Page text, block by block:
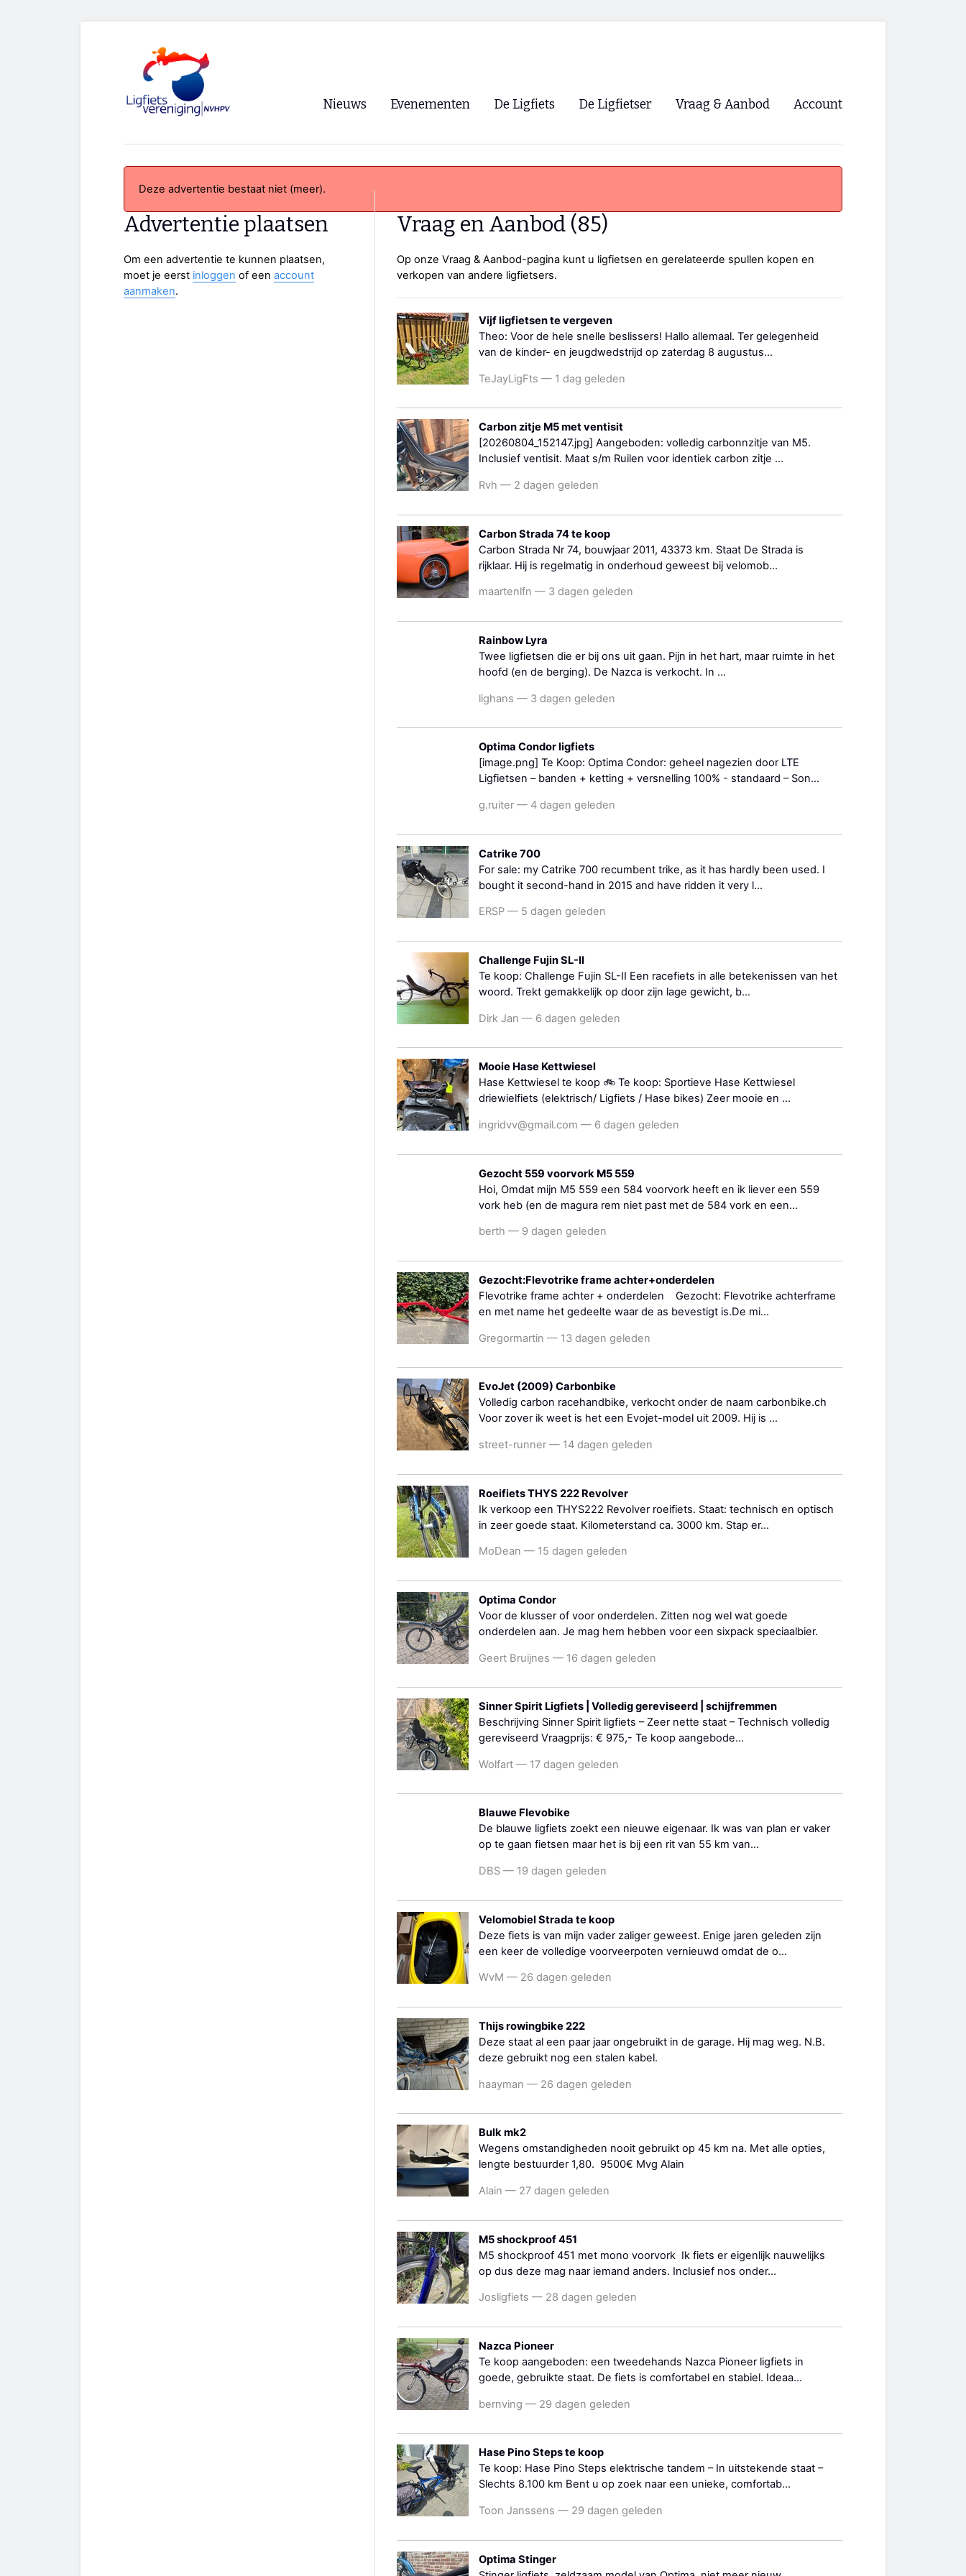
Nieuws
RSS
Evenementen
CycleVision
De Ligfiets De Ligfietser
Lokale Fietsverenigingen
Vraag & Aanbod Account
Deze advertentie bestaat niet (meer).
Vraag en Aanbod (85)
Op onze Vraag & Aanbod-pagina kunt u ligfietsen en gerelateerde spullen kopen en
verkopen van andere ligfietsers.
Vijf ligfietsen te vergeven
Theo: Voor de hele snelle beslissers! Hallo allemaal. Ter gelegenheid
van de kinder- en jeugdwedstrijd op zaterdag 8 augustus...
TeJayLigFts — 1 dag geleden
Carbon zitje M5 met ventisit
[20260804_152147.jpg] Aangeboden: volledig carbonnzitje van M5.
Inclusief ventisit. Maat s/m Ruilen voor identiek carbon zitje ...
Rvh — 2 dagen geleden
Carbon Strada 74 te koop
Carbon Strada Nr 74, bouwjaar 2011, 43373 km. Staat De Strada is
rijklaar. Hij is regelmatig in onderhoud geweest bij velomob...
maartenlfn — 3 dagen geleden
Rainbow Lyra
Twee ligfietsen die er bij ons uit gaan. Pijn in het hart, maar ruimte in het
hoofd (en de berging). De Nazca is verkocht. In ...
lighans — 3 dagen geleden
Optima Condor ligfiets
[image.png] Te Koop: Optima Condor: geheel nagezien door LTE
Ligfietsen – banden + ketting + versnelling 100% - standaard – Son...
g.ruiter — 4 dagen geleden
Catrike 700
For sale: my Catrike 700 recumbent trike, as it has hardly been used. I
bought it second-hand in 2015 and have ridden it very l...
ERSP — 5 dagen geleden
Challenge Fujin SL-II
Te koop: Challenge Fujin SL-II Een racefiets in alle betekenissen van het
woord. Trekt gemakkelijk op door zijn lage gewicht, b...
Dirk Jan — 6 dagen geleden
Mooie Hase Kettwiesel
Hase Kettwiesel te koop 🚲 Te koop: Sportieve Hase Kettwiesel
driewielfiets (elektrisch/ Ligfiets / Hase bikes) Zeer mooie en ...
ingridvv@gmail.com — 6 dagen geleden
Gezocht 559 voorvork M5 559
Hoi, Omdat mijn M5 559 een 584 voorvork heeft en ik liever een 559
vork heb (en de magura rem niet past met de 584 vork en een...
berth — 9 dagen geleden
Gezocht:Flevotrike frame achter+onderdelen
Flevotrike frame achter + onderdelen Gezocht: Flevotrike achterframe
en met name het gedeelte waar de as bevestigt is.De mi...
Gregormartin — 13 dagen geleden
EvoJet (2009) Carbonbike
Volledig carbon racehandbike, verkocht onder de naam carbonbike.ch
Voor zover ik weet is het een Evojet-model uit 2009. Hij is ...
street-runner — 14 dagen geleden
Roeifiets THYS 222 Revolver
Ik verkoop een THYS222 Revolver roeifiets. Staat: technisch en optisch
in zeer goede staat. Kilometerstand ca. 3000 km. Stap er...
MoDean — 15 dagen geleden
Optima Condor
Voor de klusser of voor onderdelen. Zitten nog wel wat goede
onderdelen aan. Je mag hem hebben voor een sixpack speciaalbier.
Geert Bruijnes — 16 dagen geleden
Sinner Spirit Ligfiets | Volledig gereviseerd | schijfremmen
Beschrijving Sinner Spirit ligfiets – Zeer nette staat – Technisch volledig
gereviseerd Vraagprijs: € 975,- Te koop aangebode...
Wolfart — 17 dagen geleden
Blauwe Flevobike
De blauwe ligfiets zoekt een nieuwe eigenaar. Ik was van plan er vaker
op te gaan fietsen maar het is bij een rit van 55 km van...
DBS — 19 dagen geleden
Velomobiel Strada te koop
Deze fiets is van mijn vader zaliger geweest. Enige jaren geleden zijn
een keer de volledige voorveerpoten vernieuwd omdat de o...
WvM — 26 dagen geleden
Thijs rowingbike 222
Deze staat al een paar jaar ongebruikt in de garage. Hij mag weg. N.B.
deze gebruikt nog een stalen kabel.
haayman — 26 dagen geleden
Bulk mk2
Wegens omstandigheden nooit gebruikt op 45 km na. Met alle opties,
lengte bestuurder 1,80. 9500€ Mvg Alain
Alain — 27 dagen geleden
M5 shockproof 451
M5 shockproof 451 met mono voorvork Ik fiets er eigenlijk nauwelijks
op dus deze mag naar iemand anders. Inclusief nos onder...
Josligfiets — 28 dagen geleden
Nazca Pioneer
Te koop aangeboden: een tweedehands Nazca Pioneer ligfiets in
goede, gebruikte staat. De fiets is comfortabel en stabiel. Ideaa...
bernving — 29 dagen geleden
Hase Pino Steps te koop
Te koop: Hase Pino Steps elektrische tandem – In uitstekende staat –
Slechts 8.100 km Bent u op zoek naar een unieke, comfortab...
Toon Janssens — 29 dagen geleden
Optima Stinger
Advertentie plaatsen
Om een advertentie te kunnen plaatsen,
moet je eerst inloggen of een account
aanmaken.